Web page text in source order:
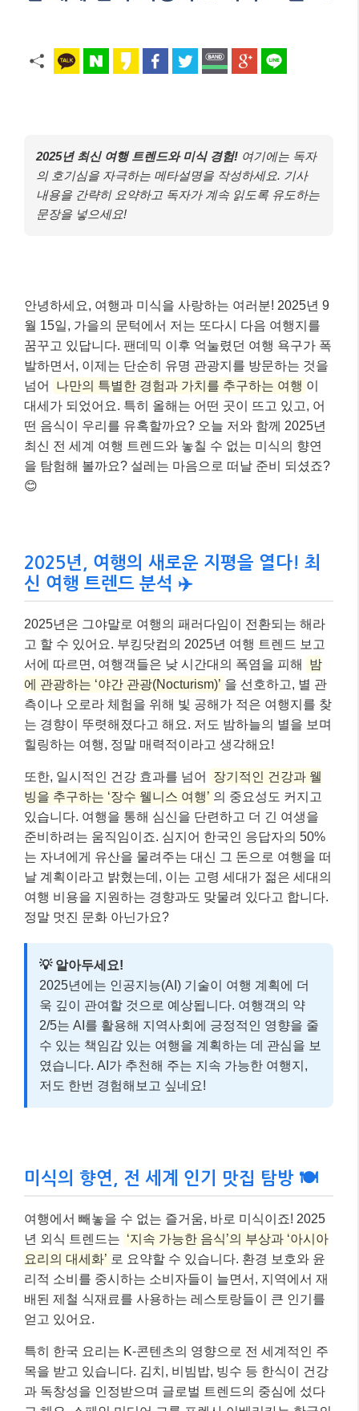
2025년 최신 여행 트렌드와 미식 경험! 여기에는 독자
의 호기심을 자극하는 메타설명을 작성하세요. 기사
내용을 간략히 요약하고 독자가 계속 읽도록 유도하는
문장을 넣으세요!
안녕하세요, 여행과 미식을 사랑하는 여러분! 2025년 9
월 15일, 가을의 문턱에서 저는 또다시 다음 여행지를
꿈꾸고 있답니다. 팬데믹 이후 억눌렸던 여행 욕구가 폭
발하면서, 이제는 단순히 유명 관광지를 방문하는 것을
넘어
나만의 특별한 경험과 가치를 추구하는 여행 이
대세가 되었어요. 특히 올해는 어떤 곳이 뜨고 있고, 어
떤 음식이 우리를 유혹할까요? 오늘 저와 함께 2025년
최신 전 세계 여행 트렌드와 놓칠 수 없는 미식의 향연
을 탐험해 볼까요? 설레는 마음으로 떠날 준비 되셨죠?
😊
2025년, 여행의 새로운 지평을 열다! 최
신 여행 트렌드 분석 ✈️
2025년은 그야말로 여행의 패러다임이 전환되는 해라
고 할 수 있어요. 부킹닷컴의 2025년 여행 트렌드 보고
서에 따르면, 여행객들은 낮 시간대의 폭염을 피해
밤
에 관광하는 ‘야간 관광(Nocturism)’ 을 선호하고, 별 관
측이나 오로라 체험을 위해 빛 공해가 적은 여행지를 찾
는 경향이 뚜렷해졌다고 해요. 저도 밤하늘의 별을 보며
힐링하는 여행, 정말 매력적이라고 생각해요!
또한, 일시적인 건강 효과를 넘어
장기적인 건강과 웰
빙을 추구하는 ‘장수 웰니스 여행’ 의 중요성도 커지고
있습니다. 여행을 통해 심신을 단련하고 더 긴 여생을
준비하려는 움직임이죠. 심지어 한국인 응답자의 50%
는 자녀에게 유산을 물려주는 대신 그 돈으로 여행을 떠
날 계획이라고 밝혔는데, 이는 고령 세대가 젊은 세대의
여행 비용을 지원하는 경향과도 맞물려 있다고 합니다.
정말 멋진 문화 아닌가요?
💡 알아두세요!
2025년에는 인공지능(AI) 기술이 여행 계획에 더
욱 깊이 관여할 것으로 예상됩니다. 여행객의 약
2/5는 AI를 활용해 지역사회에 긍정적인 영향을 줄
수 있는 책임감 있는 여행을 계획하는 데 관심을 보
였습니다. AI가 추천해 주는 지속 가능한 여행지,
저도 한번 경험해보고 싶네요!
미식의 향연, 전 세계 인기 맛집 탐방 🍽️
여행에서 빼놓을 수 없는 즐거움, 바로 미식이죠! 2025
년 외식 트렌드는 ‘지속 가능한 음식’의 부상과 ‘아시아
요리의 대세화’ 로 요약할 수 있습니다. 환경 보호와 윤
리적 소비를 중시하는 소비자들이 늘면서, 지역에서 재
배된 제철 식재료를 사용하는 레스토랑들이 큰 인기를
얻고 있어요.
특히 한국 요리는 K-콘텐츠의 영향으로 전 세계적인 주
목을 받고 있습니다. 김치, 비빔밥, 빙수 등 한식이 건강
과 독창성을 인정받으며 글로벌 트렌드의 중심에 섰다